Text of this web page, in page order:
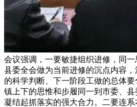
会议强调，一要敏捷组织进修，同一
县委全会做为当前进修的沉点内容
的科学判断、下一阶段工做的总体
镇上下的思惟和步履同一到市委、县
凝结起抓落实的强大合力。二要连